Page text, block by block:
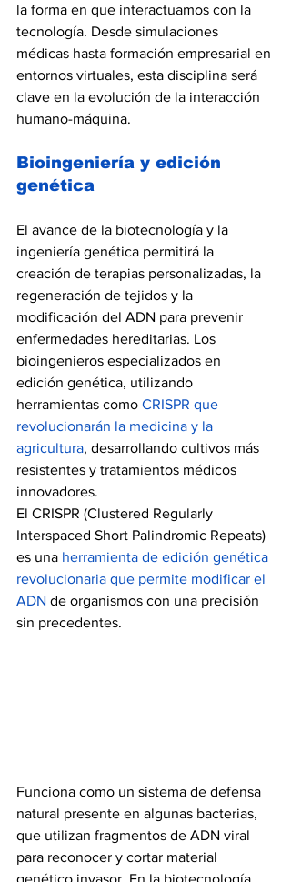
la forma en que interactuamos con la
tecnología. Desde simulaciones
médicas hasta formación empresarial en
entornos virtuales, esta disciplina será
clave en la evolución de la interacción
humano-máquina.
Bioingeniería y edición
genética
El avance de la biotecnología y la
ingeniería genética permitirá la
creación de terapias personalizadas, la
regeneración de tejidos y la
modificación del ADN para prevenir
enfermedades hereditarias. Los
bioingenieros especializados en
edición genética, utilizando
herramientas como CRISPR que
revolucionarán la medicina y la
agricultura, desarrollando cultivos más
resistentes y tratamientos médicos
innovadores.
El CRISPR (Clustered Regularly
Interspaced Short Palindromic Repeats)
es una herramienta de edición genética
revolucionaria que permite modificar el
ADN de organismos con una precisión
sin precedentes.
Funciona como un sistema de defensa
natural presente en algunas bacterias,
que utilizan fragmentos de ADN viral
para reconocer y cortar material